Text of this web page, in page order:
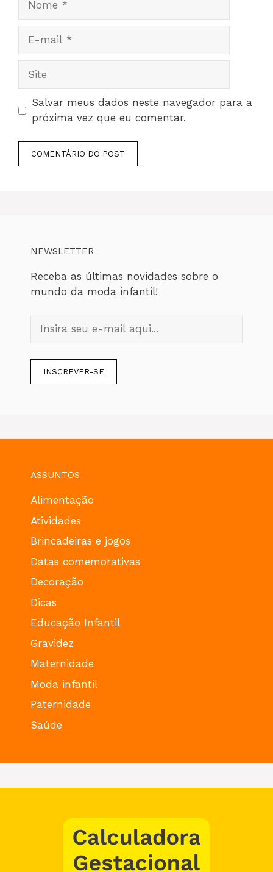
Site
Salvar meus dados neste navegador para a
próxima vez que eu comentar.
NEWSLETTER
Receba as últimas novidades sobre o
mundo da moda infantil!
ASSUNTOS
Alimentação
Atividades
Brincadeiras e jogos
Datas comemorativas
Decoração
Dicas
Educação Infantil
Gravidez
Maternidade
Moda infantil
Paternidade
Saúde